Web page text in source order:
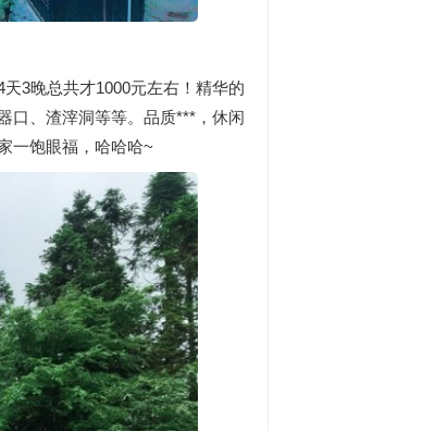
3晚总共才1000元左右！精华的
口、渣滓洞等等。品质***，休闲
一饱眼福，哈哈哈~